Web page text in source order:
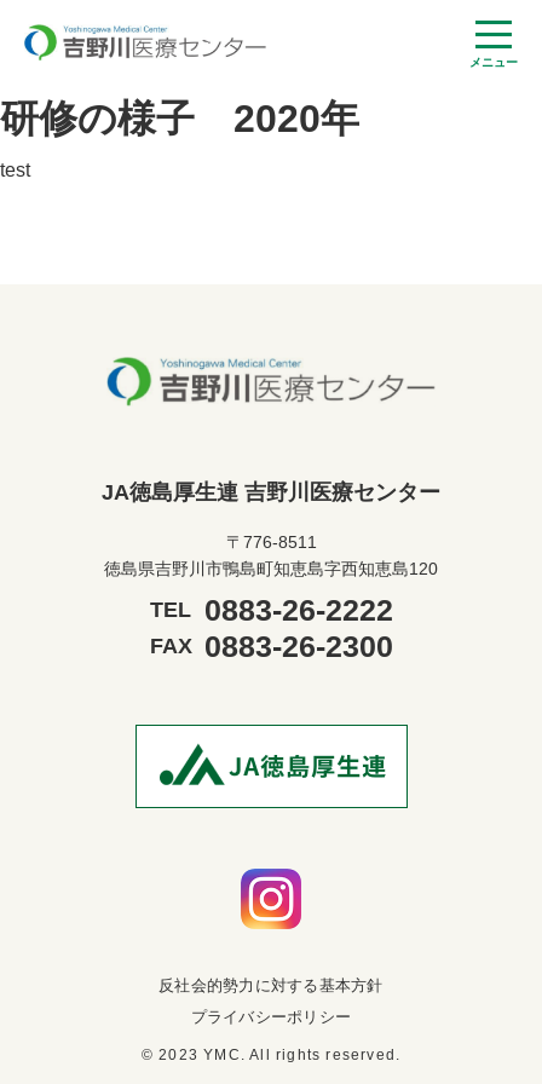
メニュー
研修の様子 2020年
test
JA徳島厚生連 吉野川医療センター
〒776-8511
徳島県吉野川市鴨島町知恵島字西知恵島120
TEL 0883-26-2222
FAX 0883-26-2300
反社会的勢力に対する基本方針
プライバシーポリシー
© 2023 YMC. All rights reserved.